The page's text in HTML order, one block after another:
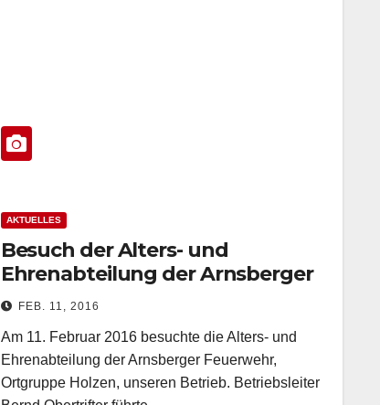
AKTUELLES
Besuch der Alters- und
Ehrenabteilung der Arnsberger
Feuerwehr, OG Holzen
FEB. 11, 2016
Am 11. Februar 2016 besuchte die Alters- und
Ehrenabteilung der Arnsberger Feuerwehr,
Ortgruppe Holzen, unseren Betrieb. Betriebsleiter